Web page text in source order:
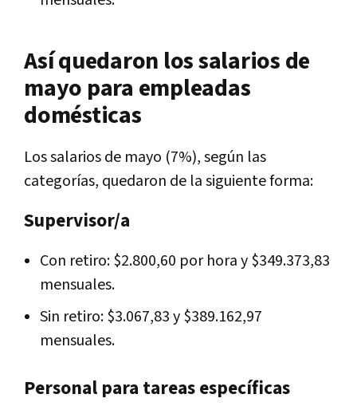
Así quedaron los salarios de
mayo para empleadas
domésticas
Los salarios de mayo (7%), según las
categorías, quedaron de la siguiente forma:
Supervisor/a
Con retiro: $2.800,60 por hora y $349.373,83
mensuales.
Sin retiro: $3.067,83 y $389.162,97
mensuales.
Personal para tareas específicas